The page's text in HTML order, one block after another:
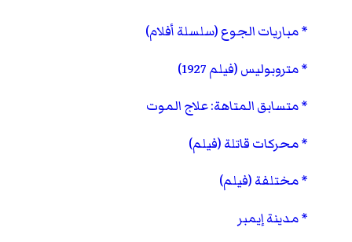
مباريات الجوع (سلسلة أفلام)
متروبوليس (فيلم 1927)
متسابق المتاهة: علاج الموت
محركات قاتلة (فيلم)
مختلفة (فيلم)
مدينة إيمبر